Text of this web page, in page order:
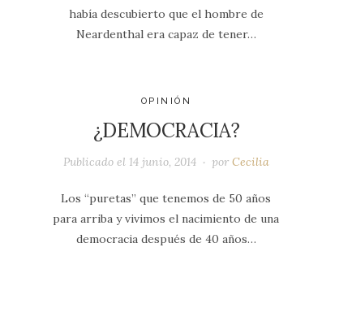
había descubierto que el hombre de
Neardenthal era capaz de tener…
OPINIÓN
¿DEMOCRACIA?
Publicado el 14 junio, 2014 por Cecilia
Los “puretas” que tenemos de 50 años
para arriba y vivimos el nacimiento de una
democracia después de 40 años…